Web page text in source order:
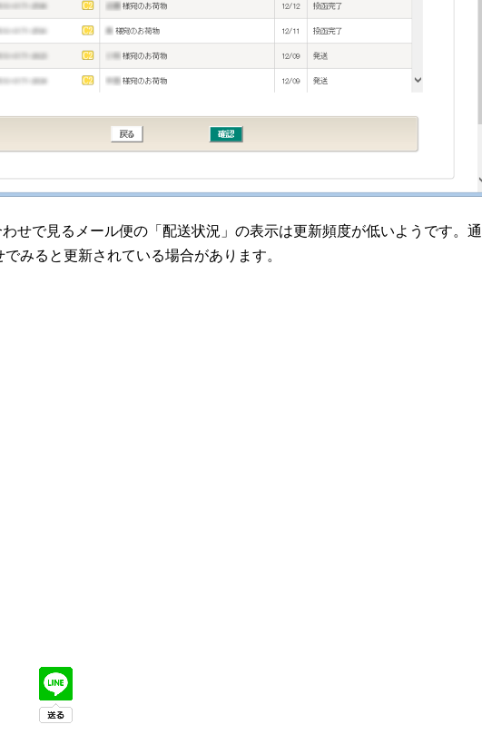
せで見るメール便の「配送状況」の表示は更新頻度が低いようです。通
みると更新されている場合があります。